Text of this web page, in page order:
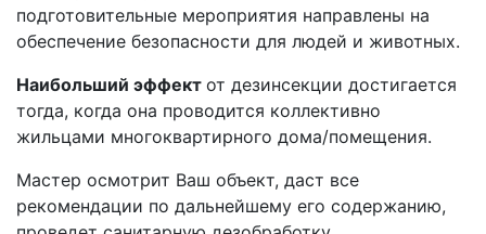
подготовительные мероприятия направлены на
обеспечение безопасности для людей и животных.
Наибольший эффект от дезинсекции достигается
тогда, когда она проводится коллективно
жильцами многоквартирного дома/помещения.
Мастер осмотрит Ваш объект, даст все
рекомендации по дальнейшему его содержанию,